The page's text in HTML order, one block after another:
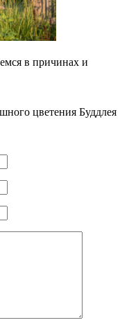
в причинах и
цветения Буддлея